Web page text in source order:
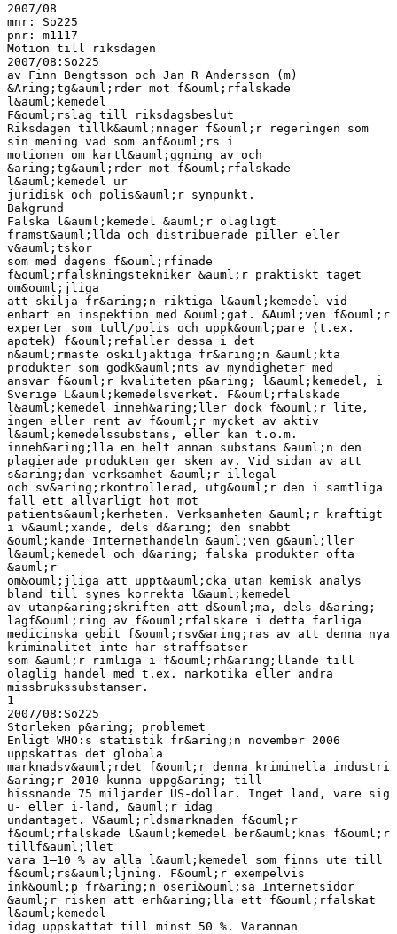
2007/08
mnr: So225
pnr: m1117
Motion till riksdagen
2007/08:So225
av Finn Bengtsson och Jan R Andersson (m)
&Aring;tg&auml;rder mot f&ouml;rfalskade
l&auml;kemedel
F&ouml;rslag till riksdagsbeslut
Riksdagen tillk&auml;nnager f&ouml;r regeringen som
sin mening vad som anf&ouml;rs i
motionen om kartl&auml;ggning av och
&aring;tg&auml;rder mot f&ouml;rfalskade
l&auml;kemedel ur
juridisk och polis&auml;r synpunkt.
Bakgrund
Falska l&auml;kemedel &auml;r olagligt
framst&auml;llda och distribuerade piller eller
v&auml;tskor
som med dagens f&ouml;rfinade
f&ouml;rfalskningstekniker &auml;r praktiskt taget
om&ouml;jliga
att skilja fr&aring;n riktiga l&auml;kemedel vid
enbart en inspektion med &ouml;gat. &Auml;ven f&ouml;r
experter som tull/polis och uppk&ouml;pare (t.ex.
apotek) f&ouml;refaller dessa i det
n&auml;rmaste oskiljaktiga fr&aring;n &auml;kta
produkter som godk&auml;nts av myndigheter med
ansvar f&ouml;r kvaliteten p&aring; l&auml;kemedel, i
Sverige L&auml;kemedelsverket. F&ouml;rfalskade
l&auml;kemedel inneh&aring;ller dock f&ouml;r lite,
ingen eller rent av f&ouml;r mycket av aktiv
l&auml;kemedelssubstans, eller kan t.o.m.
inneh&aring;lla en helt annan substans &auml;n den
plagierade produkten ger sken av. Vid sidan av att
s&aring;dan verksamhet &auml;r illegal
och sv&aring;rkontrollerad, utg&ouml;r den i samtliga
fall ett allvarligt hot mot
patients&auml;kerheten. Verksamheten &auml;r kraftigt
i v&auml;xande, dels d&aring; den snabbt
&ouml;kande Internethandeln &auml;ven g&auml;ller
l&auml;kemedel och d&aring; falska produkter ofta
&auml;r
om&ouml;jliga att uppt&auml;cka utan kemisk analys
bland till synes korrekta l&auml;kemedel
av utanp&aring;skriften att d&ouml;ma, dels d&aring;
lagf&ouml;ring av f&ouml;rfalskare i detta farliga
medicinska gebit f&ouml;rsv&aring;ras av att denna nya
kriminalitet inte har straffsatser
som &auml;r rimliga i f&ouml;rh&aring;llande till
olaglig handel med t.ex. narkotika eller andra
missbrukssubstanser.
1
2007/08:So225
Storleken p&aring; problemet
Enligt WHO:s statistik fr&aring;n november 2006
uppskattas det globala
marknadsv&auml;rdet f&ouml;r denna kriminella industri
&aring;r 2010 kunna uppg&aring; till
hissnande 75 miljarder US-dollar. Inget land, vare sig
u- eller i-land, &auml;r idag
undantaget. V&auml;rldsmarknaden f&ouml;r
f&ouml;rfalskade l&auml;kemedel ber&auml;knas f&ouml;r
tillf&auml;llet
vara 1–10 % av alla l&auml;kemedel som finns ute till
f&ouml;rs&auml;ljning. F&ouml;r exempelvis
ink&ouml;p fr&aring;n oseri&ouml;sa Internetsidor
&auml;r risken att erh&aring;lla ett f&ouml;rfalskat
l&auml;kemedel
idag uppskattat till minst 50 %. Varannan